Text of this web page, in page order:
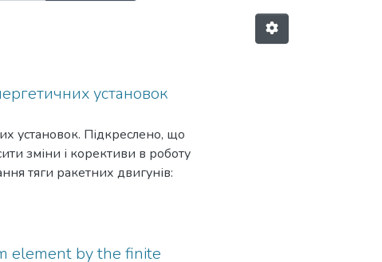
установок
установок. Підкреслено, що
зміни і корективи в роботу
тяги ракетних двигунів:
element by the finite